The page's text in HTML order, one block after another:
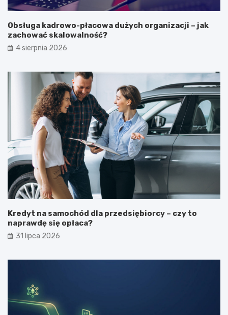
Obsługa kadrowo-płacowa dużych organizacji – jak
zachować skalowalność?
4 sierpnia 2026
Kredyt na samochód dla przedsiębiorcy – czy to
naprawdę się opłaca?
31 lipca 2026